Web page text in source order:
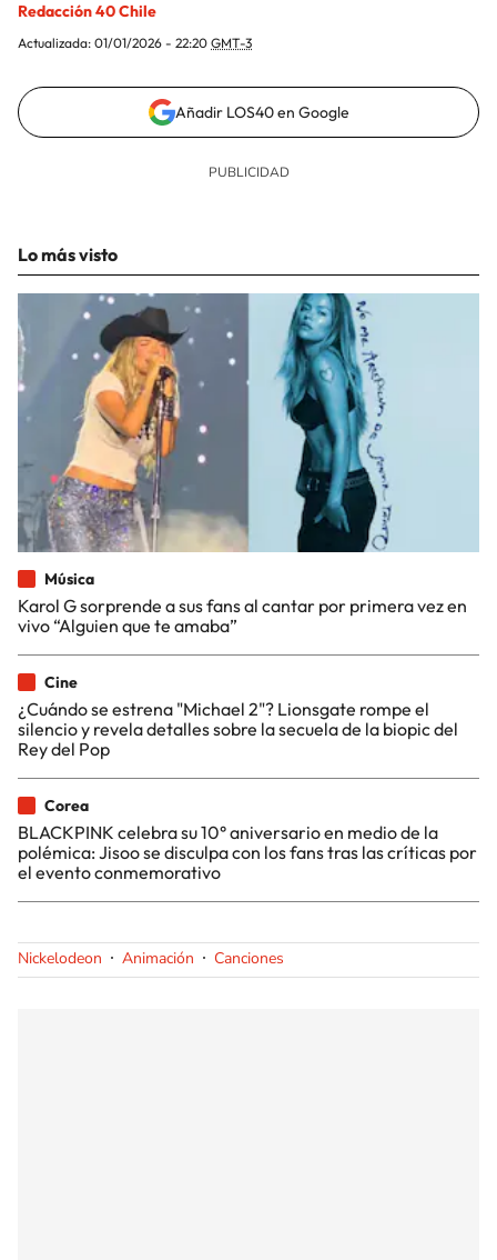
Redacción 40 Chile
Actualizada: 01/01/2026 - 22:20 GMT-3
Añadir LOS40 en Google
Lo más visto
Música
Karol G sorprende a sus fans al cantar por primera vez en
vivo “Alguien que te amaba”
Cine
¿Cuándo se estrena "Michael 2"? Lionsgate rompe el
silencio y revela detalles sobre la secuela de la biopic del
Rey del Pop
Corea
BLACKPINK celebra su 10° aniversario en medio de la
polémica: Jisoo se disculpa con los fans tras las críticas por
el evento conmemorativo
Nickelodeon Animación Canciones